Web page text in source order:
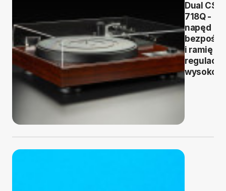
Dual CS
718Q -
napęd
i ramię z
regulacją